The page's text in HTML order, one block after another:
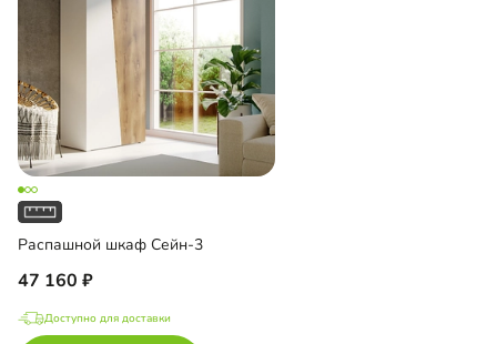
Распашной шкаф Сейн-3
47 160
Доступно для доставки